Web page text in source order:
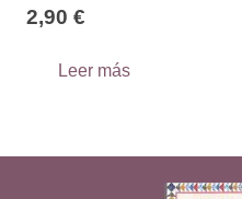
2,90 €
Leer más